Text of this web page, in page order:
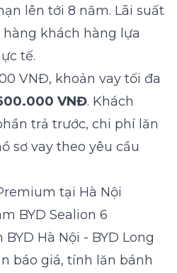
lên tới 8 năm. Lãi suất
khách hàng lựa
tế.
VNĐ, khoản vay tối đa
VNĐ. Khách
trả trước, chi phí lăn
sơ vay theo yêu cầu
tại Hà Nội
BYD Sealion 6
BYD Hà Nội - BYD Long
báo giá, tính lăn bánh